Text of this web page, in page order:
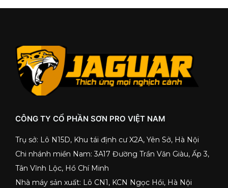
CÔNG TY CỔ PHẦN SƠN PRO VIỆT NAM
Trụ sở: Lô N15D, Khu tái định cư X2A, Yên Sở, Hà Nội
Chi nhánh miền Nam: 3A17 Đường Trần Văn Giàu, Ấp 3,
Tân Vĩnh Lộc, Hồ Chí Minh
Nhà máy sản xuất: Lô CN1, KCN Ngọc Hồi, Hà Nội